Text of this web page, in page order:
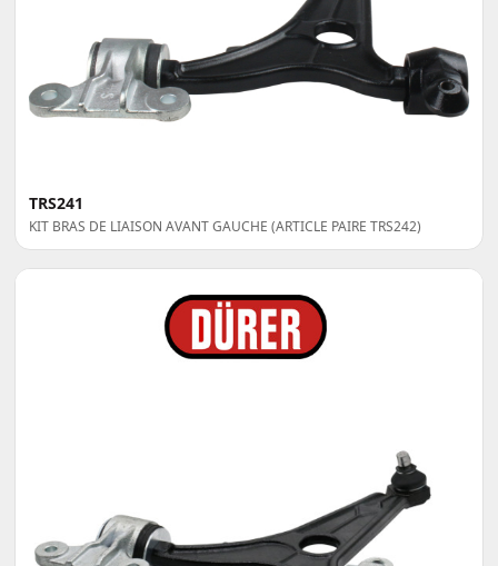
TRS241
KIT BRAS DE LIAISON AVANT GAUCHE (ARTICLE PAIRE TRS242)